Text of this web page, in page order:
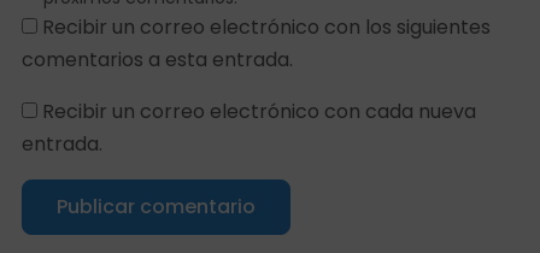
Recibir un correo electrónico con los siguientes
comentarios a esta entrada.
Recibir un correo electrónico con cada nueva
entrada.
Publicar comentario